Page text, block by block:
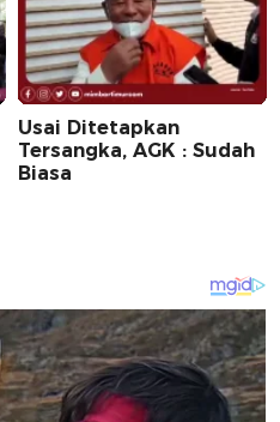
Usai Ditetapkan
Tersangka, AGK : Sudah
Biasa